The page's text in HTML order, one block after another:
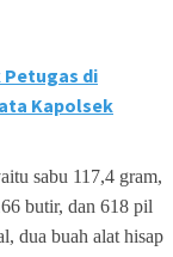
Petugas di
Kapolsek
sabu 117,4 gram,
butir, dan 618 pil
dua buah alat hisap